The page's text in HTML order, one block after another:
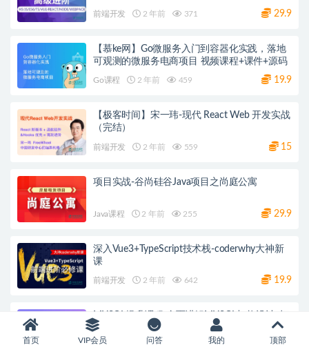
前端开发 2 年前 371 29.9
【慕ke网】Go微服务入门到容器化实践，落地
可观测的微服务电商项目 视频课程+课件+源码
Go课程 2 年前 459 19.9
【极客时间】宋一玮-现代 React Web 开发实战
（完结）
前端开发 2 年前 559 15
项目实战-谷尚硅谷Java项目之尚庭公寓
Java课程 2 年前 255 29.9
深入Vue3+TypeScript技术栈-coderwhy大神新
课
前端开发 2 年前 642 19.9
MYSQL提升课程 全面讲解MYSQL架构设计, 打
造扛得住MySQL数据库架构｜带源代码 夸克网
盘
数据库 6 月前 15
首页 VIP会员 问答 我的 顶部